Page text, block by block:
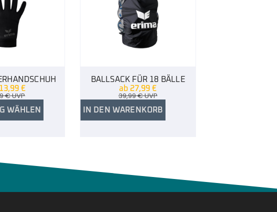
13,99 €
€UVP
WÄHLEN
BALLSACK FÜR 18 BÄLLE
ab 27,99€
39,99€UVP
IN DEN WARENKORB